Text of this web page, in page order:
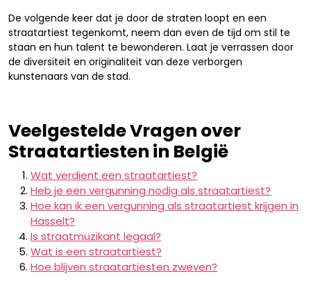
De volgende keer dat je door de straten loopt en een
straatartiest tegenkomt, neem dan even de tijd om stil te
staan en hun talent te bewonderen. Laat je verrassen door
de diversiteit en originaliteit van deze verborgen
kunstenaars van de stad.
Veelgestelde Vragen over
Straatartiesten in België
Wat verdient een straatartiest?
Heb je een vergunning nodig als straatartiest?
Hoe kan ik een vergunning als straatartiest krijgen in
Hasselt?
Is straatmuzikant legaal?
Wat is een straatartiest?
Hoe blijven straatartiesten zweven?